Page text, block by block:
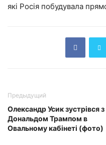
які Росія побудувала
Предыдущий
Олександр Усик зустрівся з
Дональдом Трампом в
Овальному кабінеті (фото)